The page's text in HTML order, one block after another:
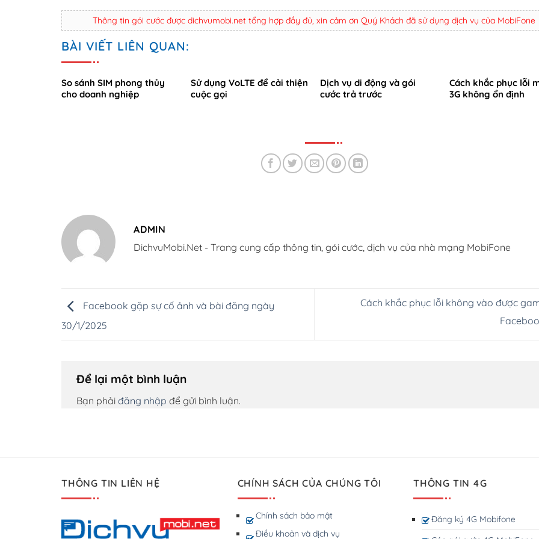
Thông tin gói cước được dichvumobi.net tổng hợp đầy đủ, xin cảm ơn Quý Khách đã sử dụng dịch vụ của MobiFone
BÀI VIẾT LIÊN QUAN:
So sánh SIM phong thủy
cho doanh nghiệp
Sử dụng VoLTE để cải thiện
cuộc gọi
Dịch vụ di động và gói
cước trả trước
Cách khắc phục lỗi
3G không ổn định
ADMIN
DichvuMobi.Net - Trang cung cấp thông tin, gói cước, dịch vụ của nhà mạng MobiFone
Facebook gặp sự cố ảnh và bài đăng ngày
30/1/2025
Cách khắc phục lỗi không vào được
Để lại một bình luận
Bạn phải đăng nhập để gửi bình luận.
THÔNG TIN LIÊN HỆ CHÍNH SÁCH CỦA CHÚNG TÔI
Chính sách bảo mật
Điều khoản và dịch vụ
THÔNG TIN 4G
Đăng ký 4G Mobifone